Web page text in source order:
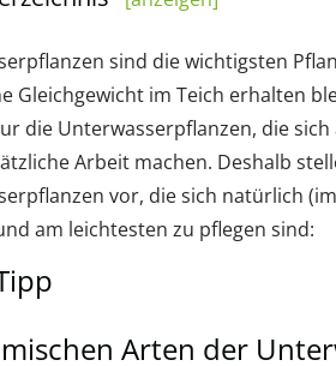
sind die wichtigsten
Gleichgewicht im Teich erhalten
die Unterwasserpflanzen, die
Arbeit machen. Deshalb
vor, die sich natürlich
am leichtesten zu pflegen sind:
Arten der